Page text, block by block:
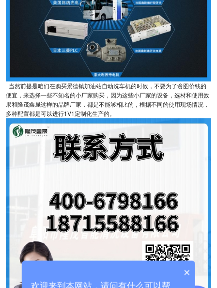
当然前提是咱们在购买景德镇加油站自动洗车机的时候，不要为了贪图价钱的
便宜，来选择一些不知名的小厂家购买，因为这些小厂家的设备，选材和使用效
果和隆茂鑫晟这样的品牌厂家，都是不能够相比的，根据不同的使用现场情况，
多种配置都是可以进行1V1定制化生产的。
×
欢迎来到本网站，请问有什么可以帮